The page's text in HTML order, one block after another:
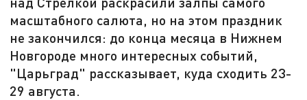
масштабного салюта, но на этом праздник
не закончился: до конца месяца в Нижнем
Новгороде много интересных событий,
"Царьград" рассказывает, куда сходить 23-
29 августа.